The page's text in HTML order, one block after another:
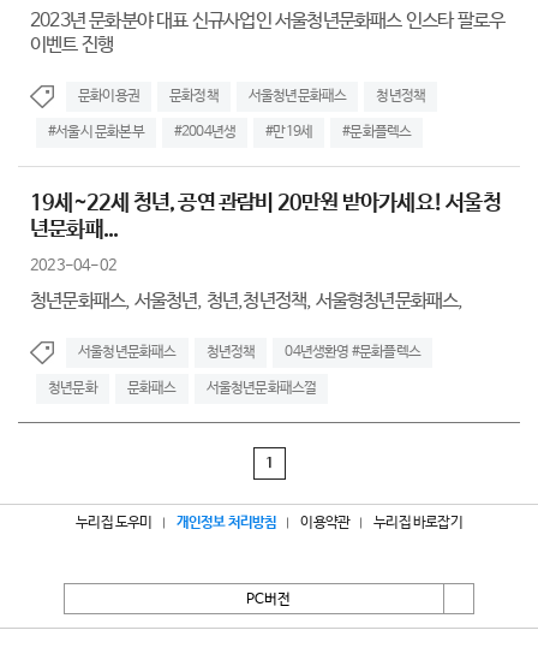
2023년 문화분야 대표 신규사업인 서울청년문화패스 인스타 팔로우
이벤트 진행
문화이용권 문화정책 서울청년문화패스 청년정책
#서울시 문화본부 #2004년생 #만19세 #문화플렉스
19세~22세 청년, 공연 관람비 20만원 받아가세요! 서울청
년문화패...
2023-04-02
청년문화패스, 서울청년, 청년,청년정책, 서울형청년문화패스,
서울청년문화패스 청년정책 04년생환영 #문화플렉스
청년문화 문화패스 서울청년문화패스껄
1
누리집 도우미 개인정보 처리방침 이용약관 누리집 바로잡기
PC버전